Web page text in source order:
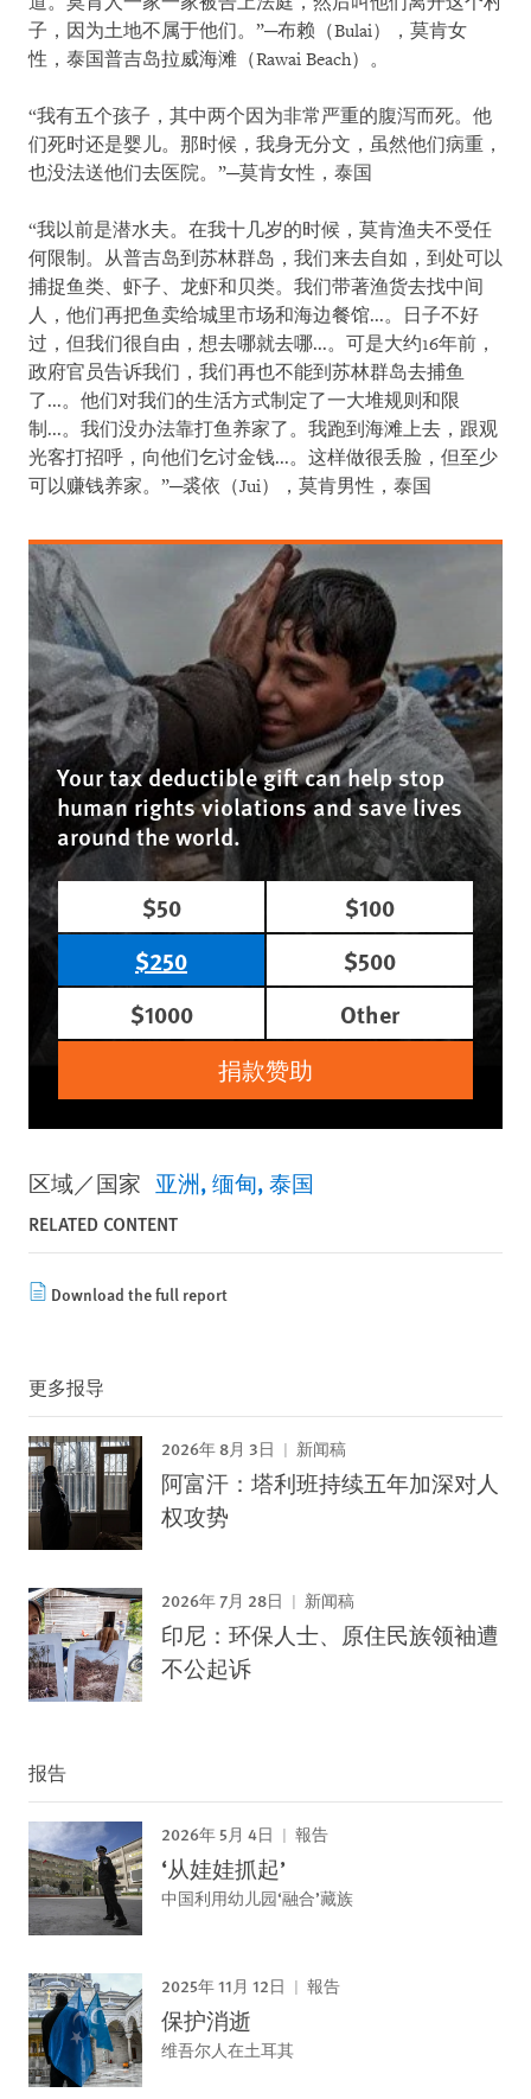
子，因为土地不属于他们。”─布赖（Bulai），莫肯女
性，泰国普吉岛拉威海滩（Rawai Beach）。
“我有五个孩子，其中两个因为非常严重的腹泻而死。他
们死时还是婴儿。那时候，我身无分文，虽然他们病重，
也没法送他们去医院。”─莫肯女性，泰国
“我以前是潜水夫。在我十几岁的时候，莫肯渔夫不受任
何限制。从普吉岛到苏林群岛，我们来去自如，到处可以
捕捉鱼类、虾子、龙虾和贝类。我们带著渔货去找中间
人，他们再把鱼卖给城里市场和海边餐馆...。日子不好
过，但我们很自由，想去哪就去哪...。可是大约16年前，
政府官员告诉我们，我们再也不能到苏林群岛去捕鱼
了...。他们对我们的生活方式制定了一大堆规则和限
制...。我们没办法靠打鱼养家了。我跑到海滩上去，跟观
光客打招呼，向他们乞讨金钱...。这样做很丢脸，但至少
可以赚钱养家。”─裘依（Jui），莫肯男性，泰国
Your tax deductible gift can help stop
human rights violations and save lives
around the world.
$50
$100
$250
$500
$1000
Other
捐款赞助
区域／国家 亚洲 缅甸 泰国
RELATED CONTENT
Download the full report
更多报导
2026年 8月 3日 新闻稿
阿富汗：塔利班持续五年加深对人
权攻势
2026年 7月 28日 新闻稿
印尼：环保人士、原住民族领袖遭
不公起诉
报告
2026年 5月 4日 報告
‘从娃娃抓起’
中国利用幼儿园‘融合’藏族
2025年 11月 12日 報告
保护消逝
维吾尔人在土耳其